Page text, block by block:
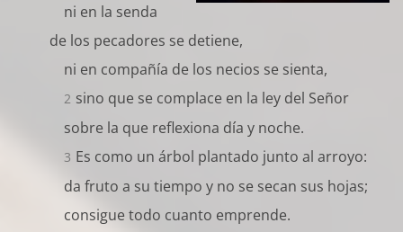
ni en la senda
de los pecadores se detiene,
ni en compañía de los necios se sienta,
2 sino que se complace en la ley del Señor
sobre la que reflexiona día y noche.
3 Es como un árbol plantado junto al arroyo:
da fruto a su tiempo y no se secan sus hojas;
consigue todo cuanto emprende.